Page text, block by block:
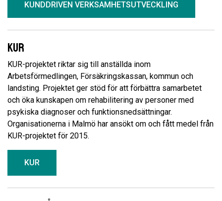
KUNDDRIVEN VERKSAMHETSUTVECKLING
KUR
KUR-projektet riktar sig till anställda inom
Arbetsförmedlingen, Försäkringskassan, kommun och
landsting. Projektet ger stöd för att förbättra samarbetet
och öka kunskapen om rehabilitering av personer med
psykiska diagnoser och funktionsnedsättningar.
Organisationerna i Malmö har ansökt om och fått medel från
KUR-projektet för 2015.
KUR